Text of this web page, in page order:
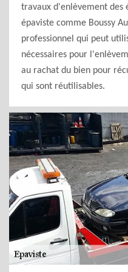
travaux d'enlèvement des
épaviste comme Boussy
professionnel qui peut
nécessaires pour
au rachat du bien pour
qui sont réutilisables.